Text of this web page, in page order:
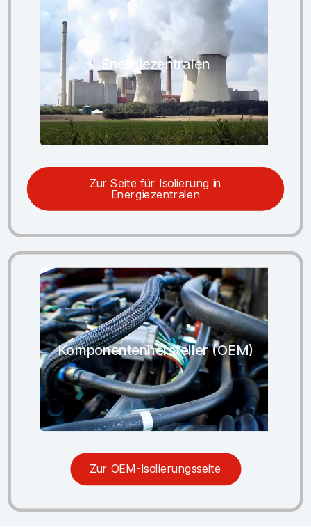
Energiezentralen
Zur Seite für Isolierung in
Energiezentralen
Komponentenhersteller (OEM)
Zur OEM-Isolierungsseite